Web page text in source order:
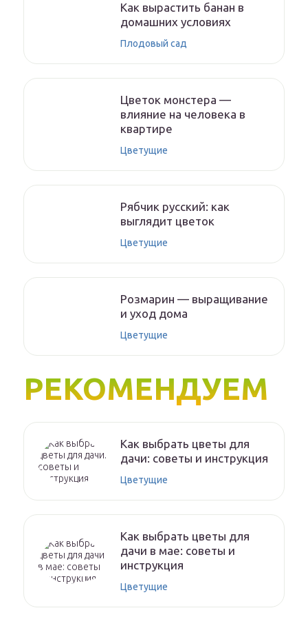
Как вырастить банан в
домашних условиях
Плодовый сад
Цветок монстера —
влияние на человека в
квартире
Цветущие
Рябчик русский: как
выглядит цветок
Цветущие
Розмарин — выращивание
и уход дома
Цветущие
РЕКОМЕНДУЕМ
Как выбрать цветы для
дачи: советы и инструкция
Цветущие
Как выбрать цветы для
дачи в мае: советы и
инструкция
Цветущие